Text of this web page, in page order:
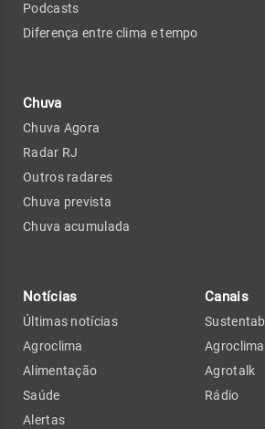
Podcasts
Diferença entre clima e tempo
Chuva
Chuva Agora
Radar RJ
Outros radares
Chuva prevista
Chuva acumulada
Notícias
Últimas notícias
Agroclima
Alimentação
Saúde
Alertas
Canais
Agroclima
Agrotalk
Rádio